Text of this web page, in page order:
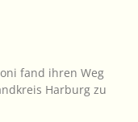
fand ihren Weg
Harburg zu